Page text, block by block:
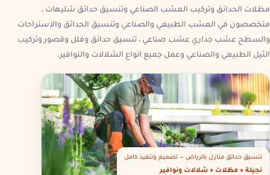
مظلات الحدائق وتركيب العشب الصناعي وتنسيق حدائق شليهات ،
متخصصون في العشب الطبيعي والصناعي وتنسيق الحدائق والاستراحات
والسطح عشب جداري عشب صناعي ، تنسيق حدائق وفلل وقصور وتركيب
الثيل الطبيعي والصناعي وعمل جميع انواع الشلالات والنوافير.
تنسيق حدائق منازل بالرياض — تصميم وتنفيذ كامل
نجيلة + مظلات + شلالات ونوافير